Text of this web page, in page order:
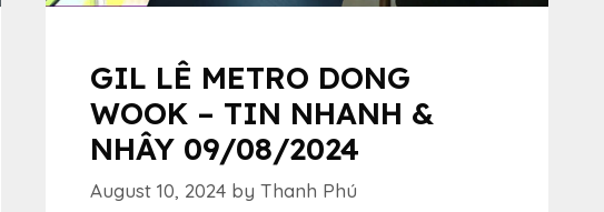
GIL LÊ METRO DONG
WOOK – TIN NHANH &
NHÂY 09/08/2024
August 10, 2024 by Thanh Phú